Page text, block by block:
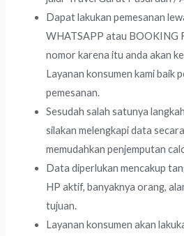
Dapat lakukan pemesanan
WHATSAPP atau BOOKING
nomor karena itu anda akan
Layanan konsumen kami baik
pemesanan.
Sesudah salah satunya
silakan melengkapi data
memudahkan penjemputan
Data diperlukan mencakup
HP aktif, banyaknya orang,
tujuan.
Layanan konsumen akan